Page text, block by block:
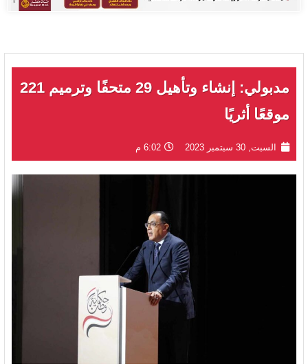
مدبولي: إنشاء وتأهيل 29 متحفًا وترميم 221
موقعًا أثريًا
السبت, 30 سبتمبر 2023 6:02 م